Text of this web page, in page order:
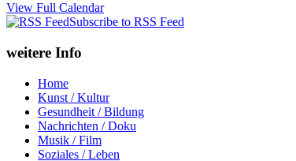
View Full Calendar
Subscribe to RSS Feed
weitere Info
Home
Kunst / Kultur
Gesundheit / Bildung
Nachrichten / Doku
Musik / Film
Soziales / Leben